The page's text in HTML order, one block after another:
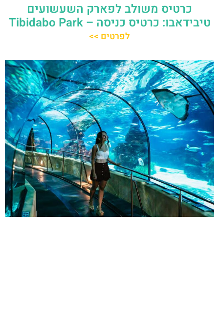
כרטיס משולב לפארק השעשועים
טיבידאבו: כרטיס כניסה – Tibidabo Park
לפרטים >>